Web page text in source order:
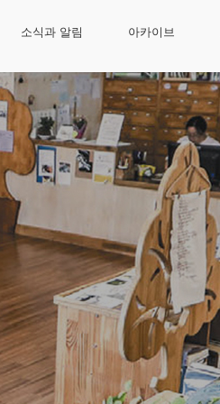
소식과 알림 아카이브